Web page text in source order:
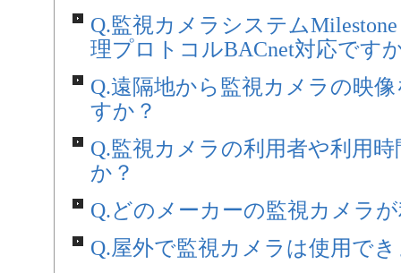
Q.監視カメラシステム
理プロトコルBACnet対応です
Q.遠隔地から監視カメラの映
すか？
Q.監視カメラの利用者や利用
か？
Q.どのメーカーの監視カメラ
Q.屋外で監視カメラは使用で